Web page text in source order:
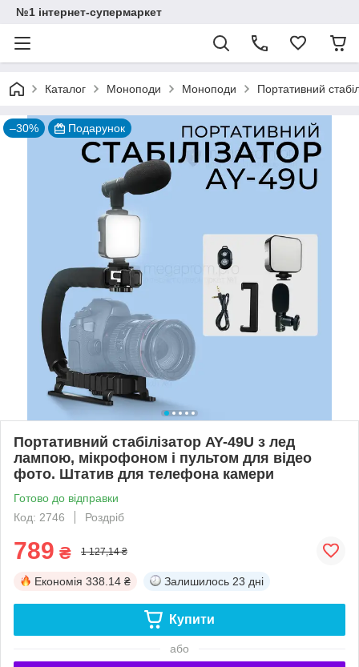
№1 інтернет-супермаркет
Каталог Моноподи Моноподи Портативний
–30% Подарунок
Портативний стабілізатор AY-49U з лед
лампою, мікрофоном і пультом для відео
фото. Штатив для телефона камери
Готово до відправки
Код: 2746
Роздріб
789 ₴ 1 127,14 ₴
Економія 338.14 ₴ Залишилось 23 дні
Купити
або